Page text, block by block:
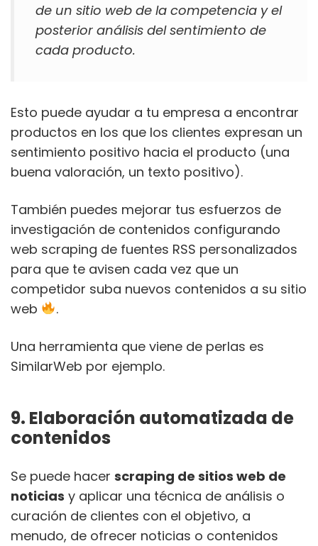
de un sitio web de la competencia y el
posterior análisis del sentimiento de
cada producto.
Esto puede ayudar a tu empresa a encontrar
productos en los que los clientes expresan un
sentimiento positivo hacia el producto (una
buena valoración, un texto positivo).
También puedes mejorar tus esfuerzos de
investigación de contenidos configurando
web scraping de fuentes RSS personalizados
para que te avisen cada vez que un
competidor suba nuevos contenidos a su sitio
web
.
Una herramienta que viene de perlas es
SimilarWeb por ejemplo.
9. Elaboración automatizada de
contenidos
Se puede hacer scraping de sitios web de
noticias y aplicar una técnica de análisis o
curación de clientes con el objetivo, a
menudo, de ofrecer noticias o contenidos